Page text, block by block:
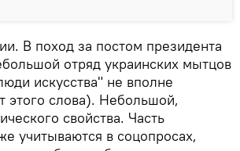
В поход за постом президента
отряд украинских мытцов
искусства" не вполне
этого слова). Небольшой,
свойства. Часть
учитываются в соцопросах,